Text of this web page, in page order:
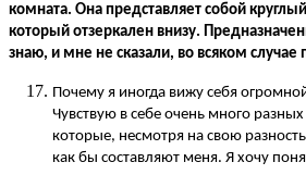
комната. Она представляет собой
который отзеркален внизу.
знаю, и мне не сказали, во всяком случае
Почему я иногда вижу себя
Чувствую в себе очень много
которые, несмотря на свою
как бы составляют меня. Я хочу